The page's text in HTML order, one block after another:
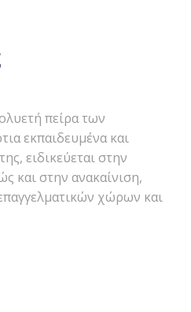
πείρα των
εκπαιδευμένα και
ειδικεύεται στην
και στην ανακαίνιση,
χώρων και